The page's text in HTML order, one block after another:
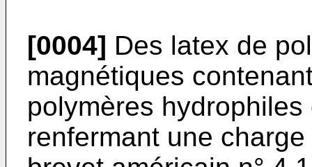
[0004] Des latex de
magnétiques
polymères
renfermant une